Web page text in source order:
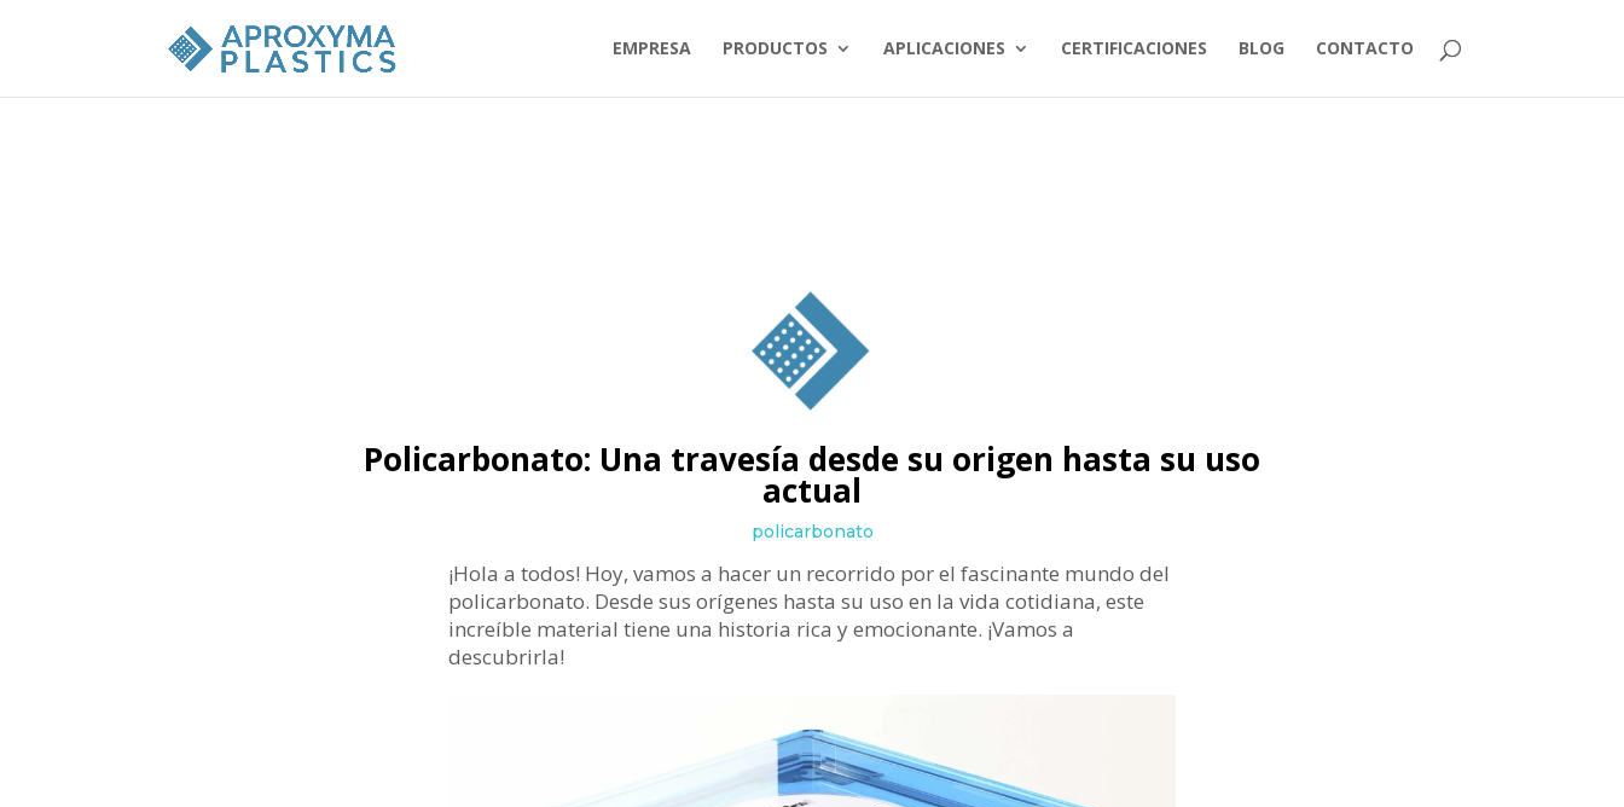
EMPRESA PRODUCTOS APLICACIONES CERTIFICACIONES BLOG CONTACTO
Policarbonato: Una travesía desde su origen hasta su uso
actual
policarbonato
¡Hola a todos! Hoy, vamos a hacer un recorrido por el fascinante mundo del
policarbonato. Desde sus orígenes hasta su uso en la vida cotidiana, este
increíble material tiene una historia rica y emocionante. ¡Vamos a
descubrirla!